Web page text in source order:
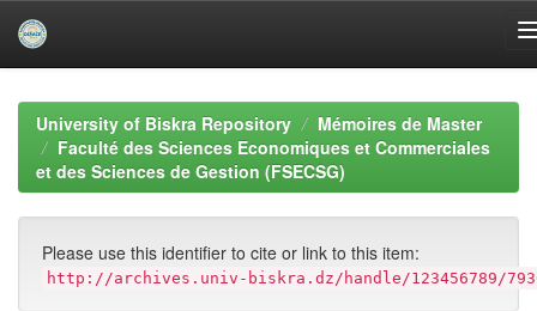
navigationUniversity of Biskra Repository
Mémoires de Master
Faculté des Sciences Economiques et Commerciales
et des Sciences de Gestion (FSECSG)
Please use this identifier to cite or link to this item:
http://archives.univ-biskra.dz/handle/123456789/